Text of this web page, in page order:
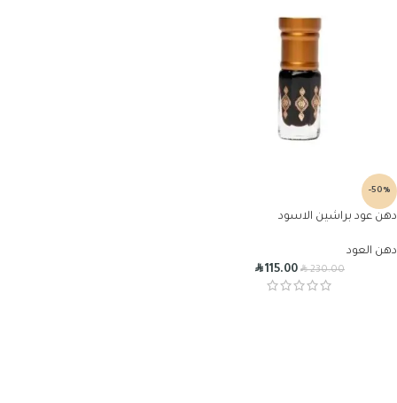
-50%
دهن عود براشين الاسود
دهن العود
R230.00
R115.00